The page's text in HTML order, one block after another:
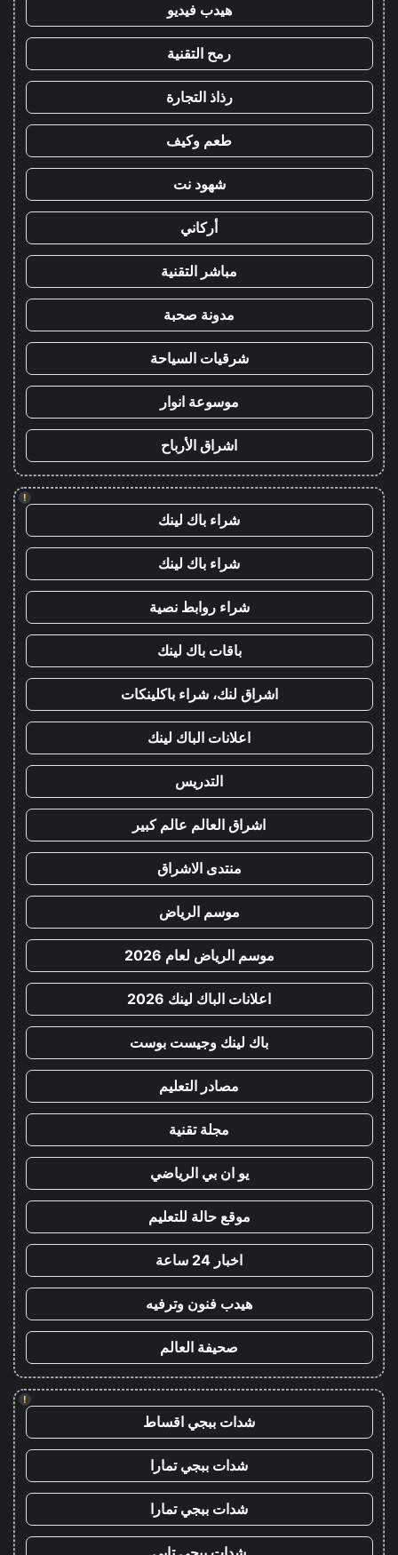
هيدب فيديو
رمح التقنية
رذاذ التجارة
طعم وكيف
شهود نت
أركاني
مباشر التقنية
مدونة صحبة
شرقيات السياحة
موسوعة انوار
اشراق الأرباح
!
شراء باك لينك
شراء باك لينك
شراء روابط نصية
باقات باك لينك
اشراق لنك، شراء باكلينكات
اعلانات الباك لينك
التدريس
اشراق العالم عالم كبير
منتدى الاشراق
موسم الرياض
موسم الرياض لعام 2026
اعلانات الباك لينك 2026
باك لينك وجيست بوست
مصادر التعليم
مجلة تقنية
يو ان بي الرياضي
موقع حالة للتعليم
اخبار 24 ساعة
هيدب فنون وترفيه
صحيفة العالم
!
شدات ببجي اقساط
شدات ببجي تمارا
شدات ببجي تمارا